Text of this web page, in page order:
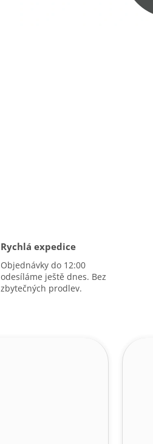
Rychlá expedice
Objednávky do 12:00
odesíláme ještě dnes. Bez
zbytečných prodlev.